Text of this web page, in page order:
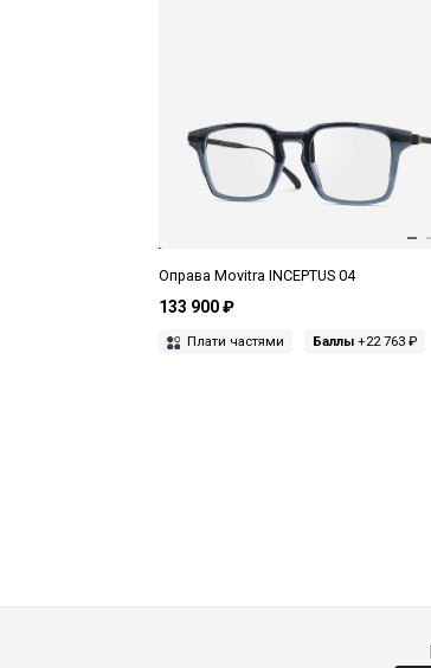
Оправа Movitra INCEPTUS 04
133 900 ₽
Плати частями Баллы +22 763 ₽